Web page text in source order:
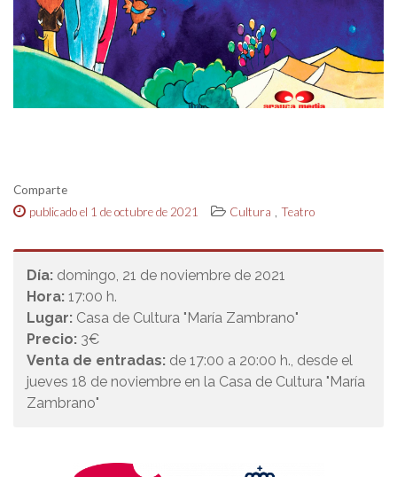
Comparte
publicado el 1 de octubre de 2021
Cultura , Teatro
Día: domingo, 21 de noviembre de 2021
Hora: 17:00 h.
Lugar: Casa de Cultura "María Zambrano"
Precio: 3€
Venta de entradas: de 17:00 a 20:00 h., desde el
jueves 18 de noviembre en la Casa de Cultura "María
Zambrano"